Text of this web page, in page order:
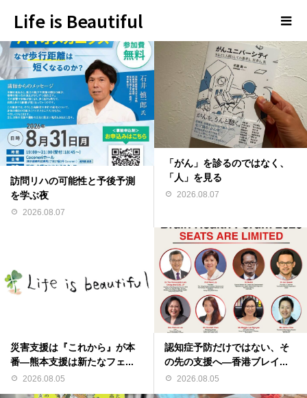
Life is Beautiful
訪問リハの可能性と予後予測
を学ぶ夜
2026.08.07
「がん」を診るのではなく、
「人」を見る
2026.08.07
災害支援は『これから』が本
番―熊本支援は新たなフェ...
2026.08.05
認知症予防だけではない、そ
の先の支援へ―香港ブレイ...
2026.08.05